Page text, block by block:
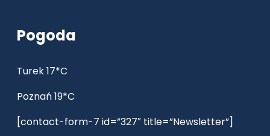
Pogoda
Turek 17*C
Poznań 19*C
[contact-form-7 id=”327″ title=”Newsletter”]